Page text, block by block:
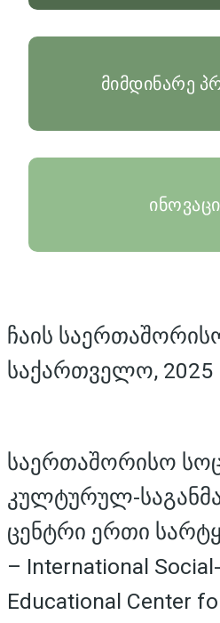
მიმდინარე
ჩაის
საქართველო, 2025
საერთაშორისო
კულტურულ-
ცენტრი ერთი
– International
Educational Center